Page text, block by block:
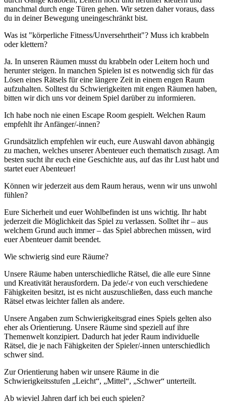
manchmal durch enge Türen gehen. Wir setzen daher voraus, dass
du in deiner Bewegung uneingeschränkt bist.
Was ist "körperliche Fitness/Unversehrtheit"? Muss ich krabbeln
oder klettern?
Ja. In unseren Räumen musst du krabbeln oder Leitern hoch und
herunter steigen. In manchen Spielen ist es notwendig sich für das
Lösen eines Rätsels für eine längere Zeit in einem engen Raum
aufzuhalten. Solltest du Schwierigkeiten mit engen Räumen haben,
bitten wir dich uns vor deinem Spiel darüber zu informieren.
Ich habe noch nie einen Escape Room gespielt. Welchen Raum
empfehlt ihr Anfänger/-innen?
Grundsätzlich empfehlen wir euch, eure Auswahl davon abhängig
zu machen, welches unserer Abenteuer euch thematisch zusagt. Am
besten sucht ihr euch eine Geschichte aus, auf das ihr Lust habt und
startet euer Abenteuer!
Können wir jederzeit aus dem Raum heraus, wenn wir uns unwohl
fühlen?
Eure Sicherheit und euer Wohlbefinden ist uns wichtig. Ihr habt
jederzeit die Möglichkeit das Spiel zu verlassen. Solltet ihr – aus
welchem Grund auch immer – das Spiel abbrechen müssen, wird
euer Abenteuer damit beendet.
Wie schwierig sind eure Räume?
Unsere Räume haben unterschiedliche Rätsel, die alle eure Sinne
und Kreativität herausfordern. Da jede/-r von euch verschiedene
Fähigkeiten besitzt, ist es nicht auszuschließen, dass euch manche
Rätsel etwas leichter fallen als andere.
Unsere Angaben zum Schwierigkeitsgrad eines Spiels gelten also
eher als Orientierung. Unsere Räume sind speziell auf ihre
Themenwelt konzipiert. Dadurch hat jeder Raum individuelle
Rätsel, die je nach Fähigkeiten der Spieler/-innen unterschiedlich
schwer sind.
Zur Orientierung haben wir unsere Räume in die
Schwierigkeitsstufen „Leicht“, „Mittel“, „Schwer“ unterteilt.
Ab wieviel Jahren darf ich bei euch spielen?